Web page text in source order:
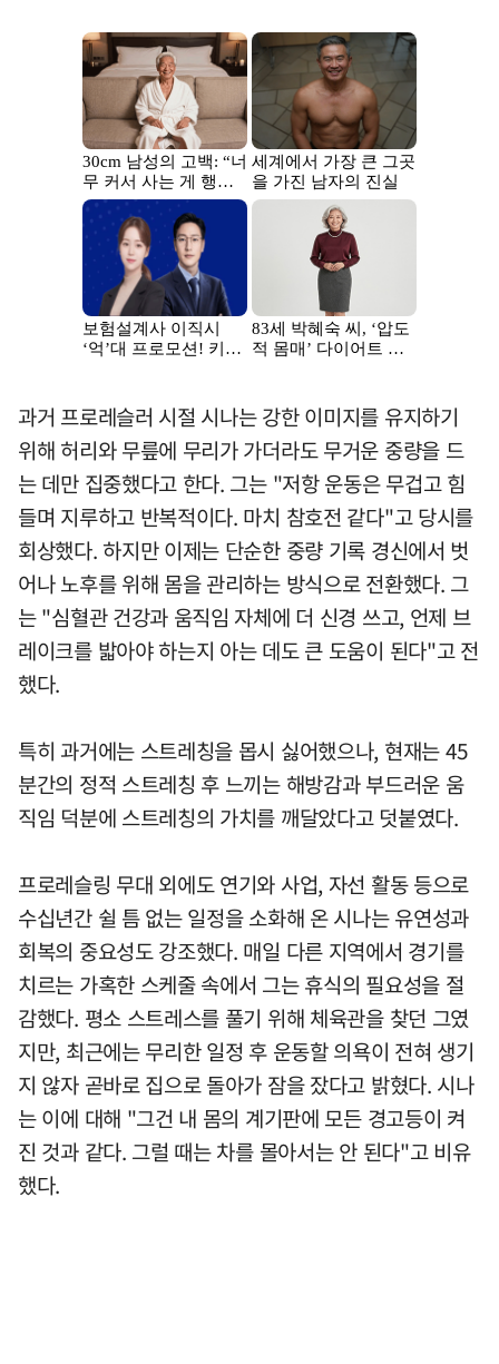
과거 프로레슬러 시절 시나는 강한 이미지를 유지하기
위해 허리와 무릎에 무리가 가더라도 무거운 중량을 드
는 데만 집중했다고 한다. 그는 "저항 운동은 무겁고 힘
들며 지루하고 반복적이다. 마치 참호전 같다"고 당시를
회상했다. 하지만 이제는 단순한 중량 기록 경신에서 벗
어나 노후를 위해 몸을 관리하는 방식으로 전환했다. 그
는 "심혈관 건강과 움직임 자체에 더 신경 쓰고, 언제 브
레이크를 밟아야 하는지 아는 데도 큰 도움이 된다"고 전
했다.
특히 과거에는 스트레칭을 몹시 싫어했으나, 현재는 45
분간의 정적 스트레칭 후 느끼는 해방감과 부드러운 움
직임 덕분에 스트레칭의 가치를 깨달았다고 덧붙였다.
프로레슬링 무대 외에도 연기와 사업, 자선 활동 등으로
수십년간 쉴 틈 없는 일정을 소화해 온 시나는 유연성과
회복의 중요성도 강조했다. 매일 다른 지역에서 경기를
치르는 가혹한 스케줄 속에서 그는 휴식의 필요성을 절
감했다. 평소 스트레스를 풀기 위해 체육관을 찾던 그였
지만, 최근에는 무리한 일정 후 운동할 의욕이 전혀 생기
지 않자 곧바로 집으로 돌아가 잠을 잤다고 밝혔다. 시나
는 이에 대해 "그건 내 몸의 계기판에 모든 경고등이 켜
진 것과 같다. 그럴 때는 차를 몰아서는 안 된다"고 비유
했다.